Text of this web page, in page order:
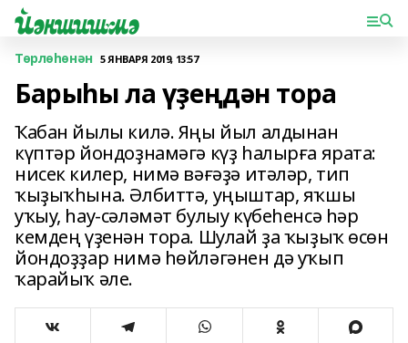
Төрлөһөнән 5 ЯНВАРЯ 2019, 13:57
Барыһы ла үҙеңдән тора
Ҡабан йылы килә. Яңы йыл алдынан
күптәр йондоҙнамәгә күҙ һалырға ярата:
нисек килер, нимә вәғәҙә итәләр, тип
ҡыҙыҡһына. Әлбиттә, уңыштар, яҡшы
уҡыу, һау-сәләмәт булыу күбеһенсә һәр
кемдең үҙенән тора. Шулай ҙа ҡыҙыҡ өсөн
йондоҙҙар нимә һөйләгәнен дә уҡып
ҡарайыҡ әле.